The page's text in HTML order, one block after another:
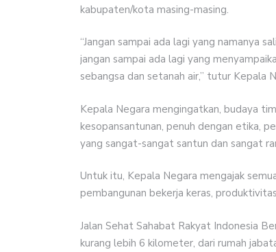
kabupaten/kota masing-masing.
“Jangan sampai ada lagi yang namanya
jangan sampai ada lagi yang
sebangsa dan setanah air,” tutur Kepala
Kepala Negara mengingatkan, budaya
kesopansantunan, penuh dengan etika,
yang sangat-sangat santun dan sangat
Untuk itu, Kepala Negara mengajak
pembangunan bekerja keras,
Jalan Sehat Sahabat Rakyat Indonesia
kurang lebih 6 kilometer, dari rumah